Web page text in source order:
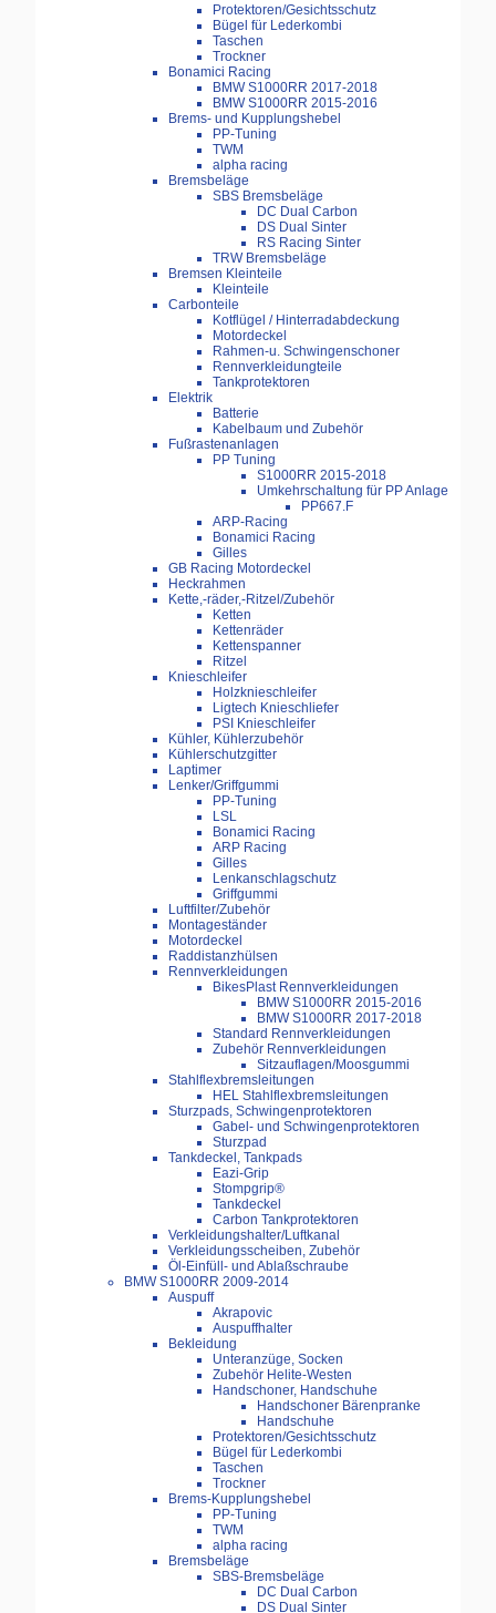
Protektoren/Gesichtsschutz
Bügel für Lederkombi
Taschen
Trockner
Bonamici Racing
BMW S1000RR 2017-2018
BMW S1000RR 2015-2016
Brems- und Kupplungshebel
PP-Tuning
TWM
alpha racing
Bremsbeläge
SBS Bremsbeläge
DC Dual Carbon
DS Dual Sinter
RS Racing Sinter
TRW Bremsbeläge
Bremsen Kleinteile
Kleinteile
Carbonteile
Kotflügel / Hinterradabdeckung
Motordeckel
Rahmen-u. Schwingenschoner
Rennverkleidungteile
Tankprotektoren
Elektrik
Batterie
Kabelbaum und Zubehör
Fußrastenanlagen
PP Tuning
S1000RR 2015-2018
Umkehrschaltung für PP Anlage
PP667.F
ARP-Racing
Bonamici Racing
Gilles
GB Racing Motordeckel
Heckrahmen
Kette,-räder,-Ritzel/Zubehör
Ketten
Kettenräder
Kettenspanner
Ritzel
Knieschleifer
Holzknieschleifer
Ligtech Knieschliefer
PSI Knieschleifer
Kühler, Kühlerzubehör
Kühlerschutzgitter
Laptimer
Lenker/Griffgummi
PP-Tuning
LSL
Bonamici Racing
ARP Racing
Gilles
Lenkanschlagschutz
Griffgummi
Luftfilter/Zubehör
Montageständer
Motordeckel
Raddistanzhülsen
Rennverkleidungen
BikesPlast Rennverkleidungen
BMW S1000RR 2015-2016
BMW S1000RR 2017-2018
Standard Rennverkleidungen
Zubehör Rennverkleidungen
Sitzauflagen/Moosgummi
Stahlflexbremsleitungen
HEL Stahlflexbremsleitungen
Sturzpads, Schwingenprotektoren
Gabel- und Schwingenprotektoren
Sturzpad
Tankdeckel, Tankpads
Eazi-Grip
Stompgrip®
Tankdeckel
Carbon Tankprotektoren
Verkleidungshalter/Luftkanal
Verkleidungsscheiben, Zubehör
Öl-Einfüll- und Ablaßschraube
BMW S1000RR 2009-2014
Auspuff
Akrapovic
Auspuffhalter
Bekleidung
Unteranzüge, Socken
Zubehör Helite-Westen
Handschoner, Handschuhe
Handschoner Bärenpranke
Handschuhe
Protektoren/Gesichtsschutz
Bügel für Lederkombi
Taschen
Trockner
Brems-Kupplungshebel
PP-Tuning
TWM
alpha racing
Bremsbeläge
SBS-Bremsbeläge
DC Dual Carbon
DS Dual Sinter